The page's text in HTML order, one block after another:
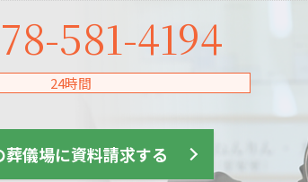
581-4194
24時間
葬儀場に資料請求する